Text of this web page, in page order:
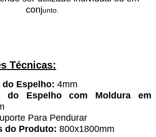
conjunto.
Técnicas:
do Espelho: 4mm
do Espelho com Moldura em
Para Pendurar
do Produto: 800x1800mm